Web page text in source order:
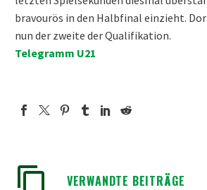
bravourös in den Halbfinal einzieht.
nun der zweite der Qualifikation.
Telegramm U21
VERWANDTE BEITRÄGE